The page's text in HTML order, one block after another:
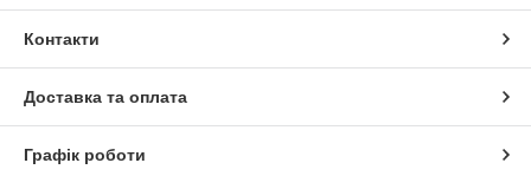
Контакти
Доставка та оплата
Графік роботи